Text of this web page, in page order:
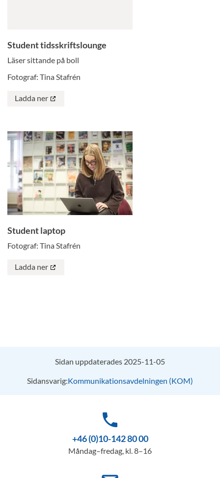
Student tidsskriftslounge
Läser sittande på boll
Fotograf: Tina Stafrén
Ladda ner
Student laptop
Fotograf: Tina Stafrén
Ladda ner
Sidan uppdaterades 2025-11-05
Sidansvarig:Kommunikationsavdelningen (KOM)
phone
+46 (0)10-142 80 00
Måndag–fredag, kl. 8–16